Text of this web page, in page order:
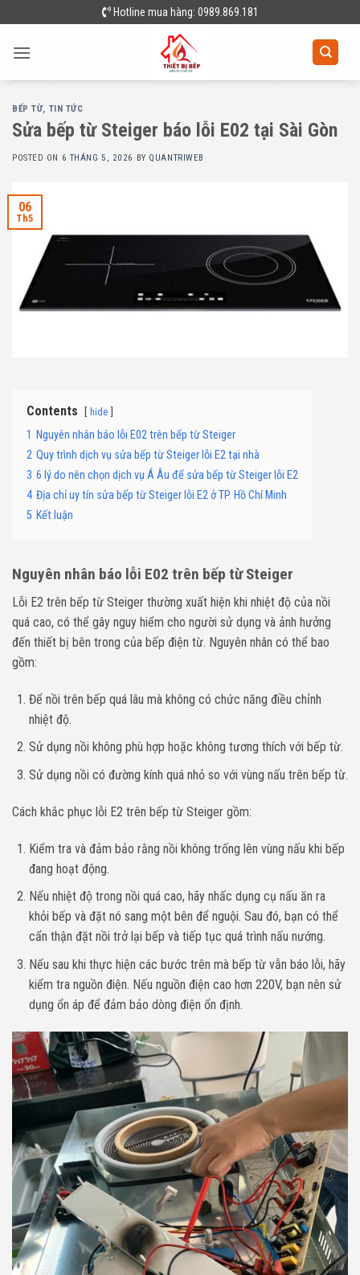
to
content
Hotline mua hàng: 0989.869.181
BẾP TỪ, TIN TỨC
Sửa bếp từ Steiger báo lỗi E02 tại Sài Gòn
POSTED ON 6 THÁNG 5, 2026 BY QUANTRIWEB
06
Th5
Contents hide
1 Nguyên nhân báo lỗi E02 trên bếp từ Steiger
2 Quy trình dịch vụ sửa bếp từ Steiger lỗi E2 tại nhà
3 6 lý do nên chọn dịch vụ Á Âu để sửa bếp từ Steiger lỗi E2
4 Địa chỉ uy tín sửa bếp từ Steiger lỗi E2 ở TP. Hồ Chí Minh
5 Kết luận
Nguyên nhân báo lỗi E02 trên bếp từ Steiger
Lỗi E2 trên bếp từ Steiger thường xuất hiện khi nhiệt độ của nồi
quá cao, có thể gây nguy hiểm cho người sử dụng và ảnh hưởng
đến thiết bị bên trong của bếp điện từ. Nguyên nhân có thể bao
gồm:
Để nồi trên bếp quá lâu mà không có chức năng điều chỉnh
nhiệt độ.
Sử dụng nồi không phù hợp hoặc không tương thích với bếp từ.
Sử dụng nồi có đường kính quá nhỏ so với vùng nấu trên bếp từ.
Cách khắc phục lỗi E2 trên bếp từ Steiger gồm:
Kiểm tra và đảm bảo rằng nồi không trống lên vùng nấu khi bếp
đang hoạt động.
Nếu nhiệt độ trong nồi quá cao, hãy nhấc dụng cụ nấu ăn ra
khỏi bếp và đặt nó sang một bên để nguội. Sau đó, bạn có thể
cẩn thận đặt nồi trở lại bếp và tiếp tục quá trình nấu nướng.
Nếu sau khi thực hiện các bước trên mà bếp từ vẫn báo lỗi, hãy
kiểm tra nguồn điện. Nếu nguồn điện cao hơn 220V, bạn nên sử
dụng ổn áp để đảm bảo dòng điện ổn định.